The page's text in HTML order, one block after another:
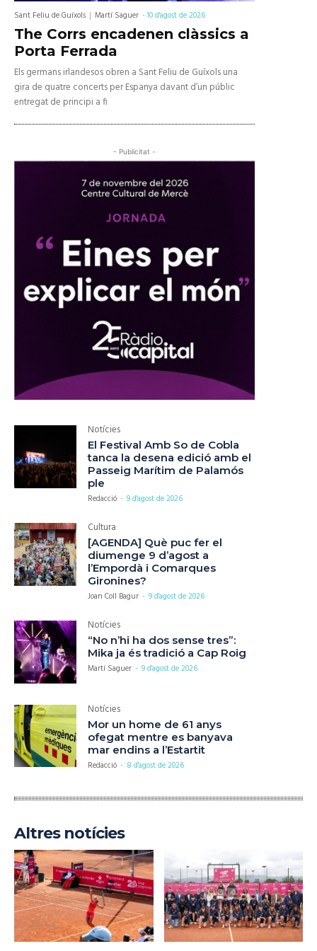
Sant Feliu de Guíxols Martí Saguer -10 d'agost de 2026
The Corrs encadenen clàssics a
Porta Ferrada
Els germans irlandesos obren a Sant Feliu de Guíxols una
gira de quatre concerts per Espanya davant d’un públic
entregat de principi a fi
- Publicitat -
Notícies
El Festival Amb So de Cobla
tanca la desena edició amb el
Passeig Marítim de Palamós
ple
Redacció - 9 d'agost de 2026
Cultura
[AGENDA] Què puc fer el
diumenge 9 d’agost a
l’Empordà i Comarques
Gironines?
Joan Coll Bagur - 9 d'agost de 2026
Notícies
“No n’hi ha dos sense tres”:
Mika ja és tradició a Cap Roig
Martí Saguer - 9 d'agost de 2026
Notícies
Mor un home de 61 anys
ofegat mentre es banyava
mar endins a l’Estartit
Redacció - 8 d'agost de 2026
Altres notícies